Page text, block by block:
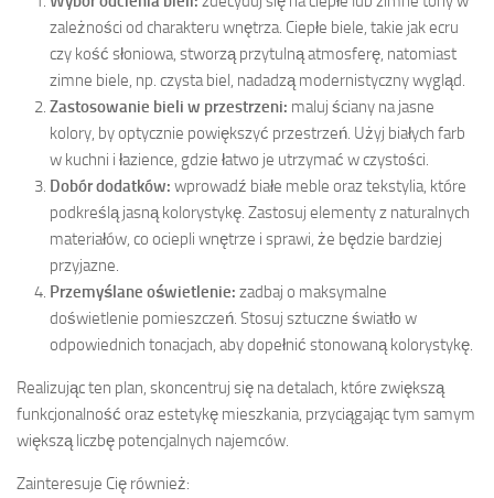
zależności od charakteru wnętrza. Ciepłe biele, takie jak ecru
czy kość słoniowa, stworzą przytulną atmosferę, natomiast
zimne biele, np. czysta biel, nadadzą modernistyczny wygląd.
Zastosowanie bieli w przestrzeni: maluj ściany na jasne
kolory, by optycznie powiększyć przestrzeń. Użyj białych farb
w kuchni i łazience, gdzie łatwo je utrzymać w czystości.
Dobór dodatków: wprowadź białe meble oraz tekstylia, które
podkreślą jasną kolorystykę. Zastosuj elementy z naturalnych
materiałów, co ociepli wnętrze i sprawi, że będzie bardziej
przyjazne.
Przemyślane oświetlenie: zadbaj o maksymalne
doświetlenie pomieszczeń. Stosuj sztuczne światło w
odpowiednich tonacjach, aby dopełnić stonowaną kolorystykę.
Realizując ten plan, skoncentruj się na detalach, które zwiększą
funkcjonalność oraz estetykę mieszkania, przyciągając tym samym
większą liczbę potencjalnych najemców.
Zainteresuje Cię również: